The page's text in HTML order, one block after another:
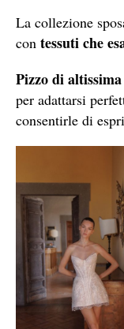
La collezione
con tessuti che
Pizzo di
per adattarsi
consentirle di